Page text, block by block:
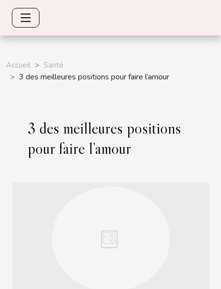
Accueil
Santé
3 des meilleures positions pour faire l’amour
3 des meilleures positions
pour faire l’amour